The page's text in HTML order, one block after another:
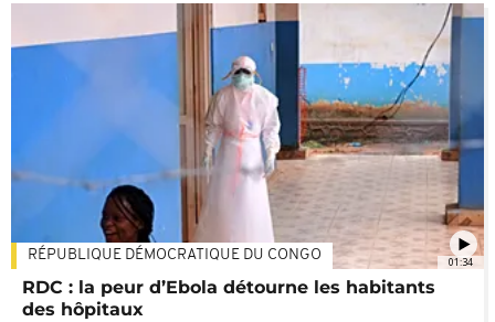
01:34
RÉPUBLIQUE DÉMOCRATIQUE DU CONGO
RDC : la peur d’Ebola détourne les habitants
des hôpitaux